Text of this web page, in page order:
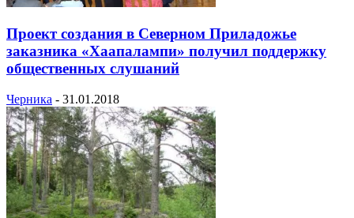
Проект создания в Северном Приладожье
заказника «Хаапалампи» получил поддержку
общественных слушаний
Черника - 31.01.2018